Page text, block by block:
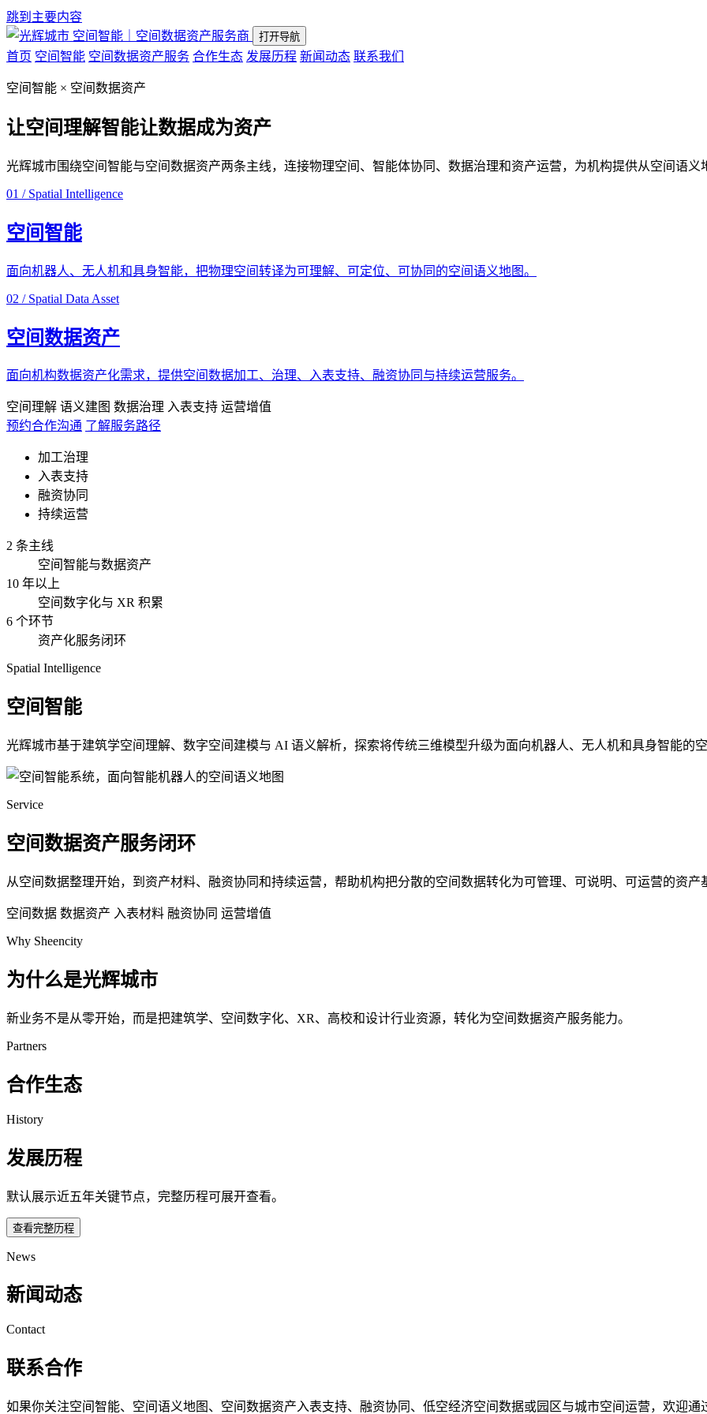
跳到主要内容
空间智能｜空间数据资产服务商
打开导航
首页 空间智能 空间数据资产服务 合作生态 发展历程 新闻动态 联系我们
空间智能 × 空间数据资产
让空间理解智能让数据成为资产
光辉城市围绕空间智能与空间数据资产两条主线，连接物理空间、智能体协同、数据治理和资产运营，为机构提供从空间语义
01 / Spatial Intelligence
空间智能
面向机器人、无人机和具身智能，把物理空间转译为可理解、可定位、可协同的空间语义地图。
02 / Spatial Data Asset
空间数据资产
面向机构数据资产化需求，提供空间数据加工、治理、入表支持、融资协同与持续运营服务。
空间理解 语义建图 数据治理 入表支持 运营增值
预约合作沟通 了解服务路径
加工治理
入表支持
融资协同
持续运营
2 条主线
空间智能与数据资产
10 年以上
空间数字化与 XR 积累
6 个环节
资产化服务闭环
Spatial Intelligence
空间智能
光辉城市基于建筑学空间理解、数字空间建模与 AI 语义解析，探索将传统三维模型升级为面向机器人、无人机和具身智能的空
Service
空间数据资产服务闭环
从空间数据整理开始，到资产材料、融资协同和持续运营，帮助机构把分散的空间数据转化为可管理、可说明、可运营的资产
空间数据 数据资产 入表材料 融资协同 运营增值
Why Sheencity
为什么是光辉城市
新业务不是从零开始，而是把建筑学、空间数字化、XR、高校和设计行业资源，转化为空间数据资产服务能力。
Partners
合作生态
History
发展历程
默认展示近五年关键节点，完整历程可展开查看。
查看完整历程
News
新闻动态
Contact
联系合作
如果你关注空间智能、空间语义地图、空间数据资产入表支持、融资协同、低空经济空间数据或园区与城市空间运营，欢迎通